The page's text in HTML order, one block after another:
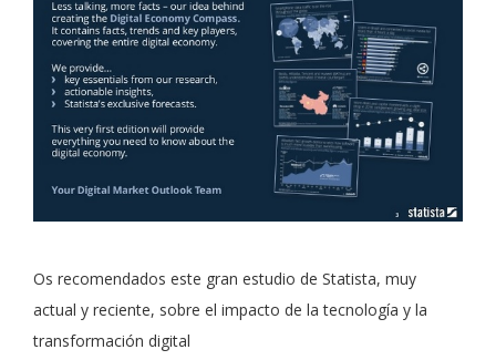
Os recomendados este gran estudio de Statista, muy
actual y reciente, sobre el impacto de la tecnología y la
transformación digital